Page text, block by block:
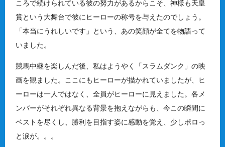
ころで続けられている彼の努力があるからこそ、神様も天皇
賞という大舞台で彼にヒーローの称号を与えたのでしょう。
「本当にうれしいです」という、あの笑顔が全てを物語って
いました。
競馬中継を楽しんだ後、私はようやく「スラムダンク」の映
画を観ました。ここにもヒーローが描かれていましたが、ヒ
ーローは一人ではなく、全員がヒーローに見えました。各メ
ンバーがそれぞれ異なる背景を抱えながらも、今この瞬間に
ベストを尽くし、勝利を目指す姿に感動を覚え、少しポロっ
と涙が。。。